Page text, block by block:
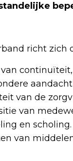
richt zich
van de
van
en scholing.
van